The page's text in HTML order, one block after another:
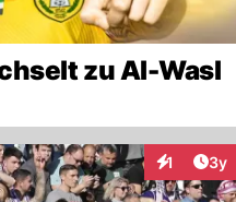
zu Al-Wasl
1 3y